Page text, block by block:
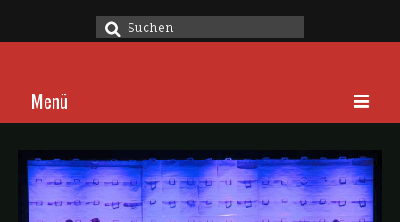
Suche
Menü
Stücke